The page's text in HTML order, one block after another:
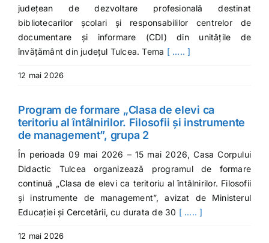
județean de dezvoltare profesională destinat
bibliotecarilor școlari și responsabililor centrelor de
documentare și informare (CDI) din unitățile de
învățământ din județul Tulcea. Tema [ ..... ]
12 mai 2026
Program de formare „Clasa de elevi ca
teritoriu al întâlnirilor. Filosofii și instrumente
de management”, grupa 2
În perioada 09 mai 2026 – 15 mai 2026, Casa Corpului
Didactic Tulcea organizează programul de formare
continuă „Clasa de elevi ca teritoriu al întâlnirilor. Filosofii
și instrumente de management”, avizat de Ministerul
Educației și Cercetării, cu durata de 30 [ ..... ]
12 mai 2026